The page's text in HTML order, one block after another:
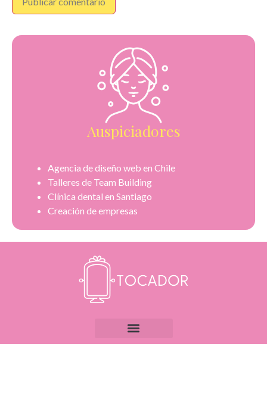
Auspiciadores
Agencia de diseño web en Chile
Talleres de Team Building
Clínica dental en Santiago
Creación de empresas